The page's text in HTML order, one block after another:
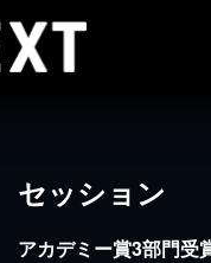
セッション
アカデミー賞3部門受